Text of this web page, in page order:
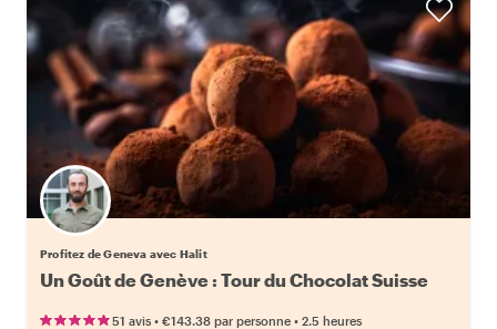
Profitez de Geneva avec Halit
Un Goût de Genève : Tour du Chocolat Suisse
51 avis • €143.38 par personne • 2.5 heures